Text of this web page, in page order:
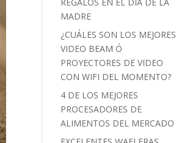
MADRE
¿CUÁLES SON LOS MEJORES
VIDEO BEAM Ó
PROYECTORES DE VIDEO
CON WIFI DEL MOMENTO?
4 DE LOS MEJORES
PROCESADORES DE
ALIMENTOS DEL MERCADO